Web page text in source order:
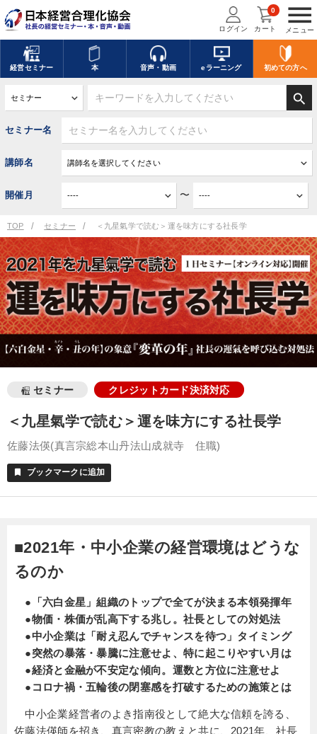
menu
メニュー
ログイン カート
0
経営セミナー 本 音声・動画 eラーニング 初めての方へ
search
セミナー名
講師名
開催月 〜
TOP セミナー ＜九星氣学で読む＞運を味方にする社長学
セミナー クレジットカード決済対応
＜九星氣学で読む＞運を味方にする社長学
佐藤法偀(真言宗総本山丹法山成就寺 住職)
bookmark ブックマークに追加
■2021年・中小企業の経営環境はどうな
るのか
●「六白金星」組織のトップで全てが決まる本領発揮年
●物価・株価が乱高下する兆し。社長としての対処法
●中小企業は「耐え忍んでチャンスを待つ」タイミング
●突然の暴落・暴騰に注意せよ、特に起こりやすい月は
●経済と金融が不安定な傾向。運数と方位に注意せよ
●コロナ禍・五輪後の閉塞感を打破するための施策とは
中小企業経営者のよき指南役として絶大な信頼を誇る、
佐藤法偀師を招き、真言密教の教えと共に、2021年、社長